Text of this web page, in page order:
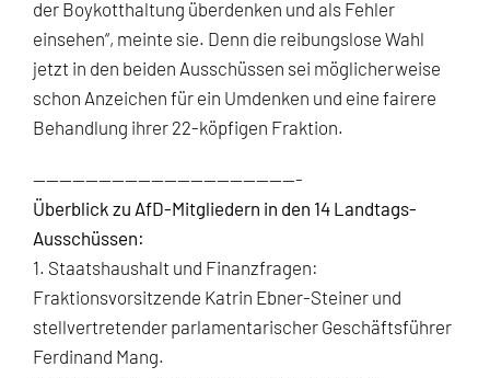
der Boykotthaltung überdenken und als Fehler
einsehen“, meinte sie. Denn die reibungslose Wahl
jetzt in den beiden Ausschüssen sei möglicherweise
schon Anzeichen für ein Umdenken und eine fairere
Behandlung ihrer 22-köpfigen Fraktion.
————————————————————-
Überblick zu AfD-Mitgliedern in den 14 Landtags-
Ausschüssen:
1. Staatshaushalt und Finanzfragen:
Fraktionsvorsitzende Katrin Ebner-Steiner und
stellvertretender parlamentarischer Geschäftsführer
Ferdinand Mang.